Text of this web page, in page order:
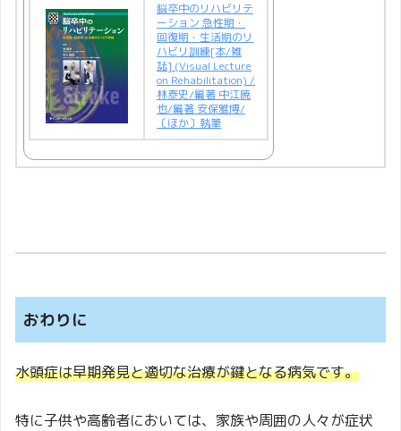
脳卒中のリハビリテ
ーション 急性期・
回復期・生活期のリ
ハビリ訓練[本/雑
誌] (Visual Lecture
on Rehabilitation) /
林泰史/編著 中江暁
也/編著 安保雅博/
〔ほか〕執筆
おわりに
水頭症は早期発見と適切な治療が鍵となる病気です。
特に子供や高齢者においては、家族や周囲の人々が症状